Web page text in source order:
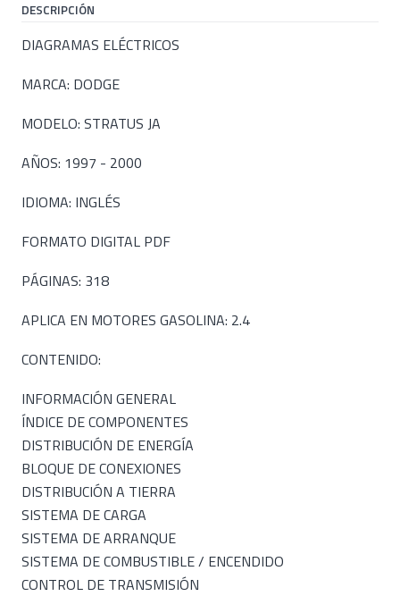
DESCRIPCIÓN
DIAGRAMAS ELÉCTRICOS
MARCA: DODGE
MODELO: STRATUS JA
AÑOS: 1997 - 2000
IDIOMA: INGLÉS
FORMATO DIGITAL PDF
PÁGINAS: 318
APLICA EN MOTORES GASOLINA: 2.4
CONTENIDO:
INFORMACIÓN GENERAL
ÍNDICE DE COMPONENTES
DISTRIBUCIÓN DE ENERGÍA
BLOQUE DE CONEXIONES
DISTRIBUCIÓN A TIERRA
SISTEMA DE CARGA
SISTEMA DE ARRANQUE
SISTEMA DE COMBUSTIBLE / ENCENDIDO
CONTROL DE TRANSMISIÓN